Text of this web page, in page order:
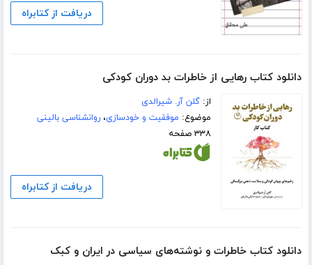
دریافت از کتابراه
دانلود کتاب رهایی از خاطرات بد دوران کودکی
از:گلن آر. شیرالدی
موضوع: موفقیت و خودسازی،روانشناسی بالینی
۳۳۸ صفحه
دریافت از کتابراه
دانلود کتاب خاطرات و نوشته‌های سیاسی در ایران و کبک